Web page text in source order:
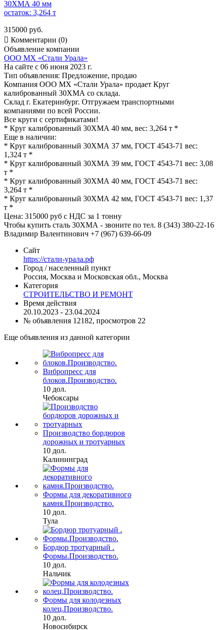
315000 руб.
 Комментарии (0)
Объявление компании
ООО МХ «Стали Урала»
На сайте с 06 июня 2023 г.
Тип объявления: Предложение, продаю
Компания ООО МХ «Стали Урала» продает Круг
калиброванный 30ХМА со склада.
Склад г. Екатеринбург. Отгружаем транспортными
компаниями по всей России.
Все круги с сертификатами!
* Круг калиброванный 30ХМА 40 мм, вес: 3,264 т *
Еще в наличии:
* Круг калиброванный 30ХМА 37 мм, ГОСТ 4543-71 вес:
1,324 т *
* Круг калиброванный 30ХМА 39 мм, ГОСТ 4543-71 вес: 3,08
т *
* Круг калиброванный 30ХМА 40 мм, ГОСТ 4543-71 вес:
3,264 т *
* Круг калиброванный 30ХМА 42 мм, ГОСТ 4543-71 вес: 1,37
т *
Цена: 315000 руб с НДС за 1 тонну
Чтобы купить сталь 30ХМА - звоните по тел. 8 (343) 380-22-16
Владимир Валентинович +7 (967) 639-66-09
Сайт
https://стали-урала.рф
Город / населенный пункт
Россия, Москва и Московская обл., Москва
Категория
СТРОИТЕЛЬСТВО И РЕМОНТ
Время действия
20.10.2023 - 23.04.2024
№ объявления 12182, просмотров 22
Еще объявления из данной категории
Вибропресс для
блоков.Производство.
10 дол.
Чебоксары
Производство бордюров
дорожных и тротуарных
10 дол.
Калининград
Формы для декоративного
камня.Производство.
10 дол.
Тула
Бордюр тротуарный .
Формы.Производство.
10 дол.
Нальчик
Формы для колодезных
колец.Производство.
10 дол.
Новосибирск